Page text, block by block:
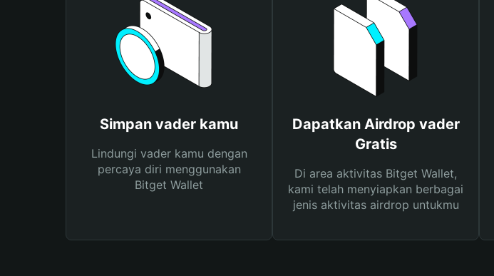
Simpan vader kamu
Lindungi vader kamu dengan
percaya diri menggunakan
Bitget Wallet
Dapatkan Airdrop vader
Gratis
Di area aktivitas Bitget Wallet,
kami telah menyiapkan berbagai
jenis aktivitas airdrop untukmu